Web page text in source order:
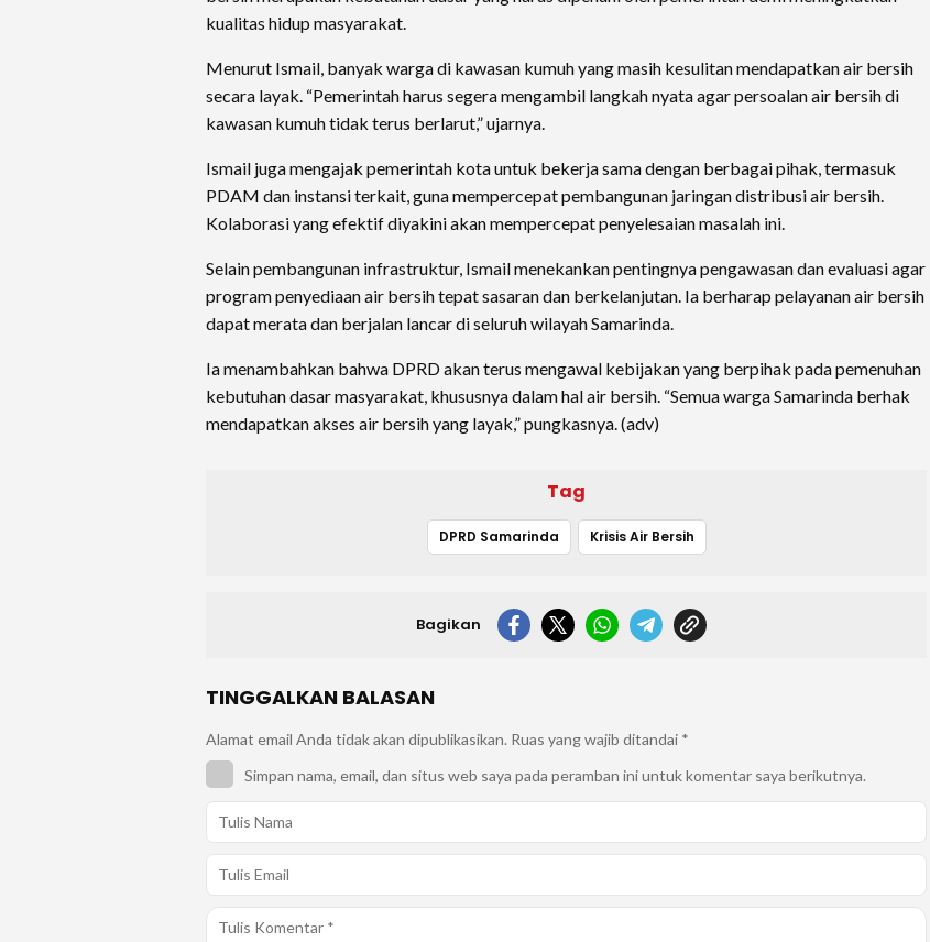
kualitas hidup masyarakat.
Menurut Ismail, banyak warga di kawasan kumuh yang masih kesulitan mendapatkan air bersih
secara layak. “Pemerintah harus segera mengambil langkah nyata agar persoalan air bersih di
kawasan kumuh tidak terus berlarut,” ujarnya.
Ismail juga mengajak pemerintah kota untuk bekerja sama dengan berbagai pihak, termasuk
PDAM dan instansi terkait, guna mempercepat pembangunan jaringan distribusi air bersih.
Kolaborasi yang efektif diyakini akan mempercepat penyelesaian masalah ini.
Selain pembangunan infrastruktur, Ismail menekankan pentingnya pengawasan dan evaluasi agar
program penyediaan air bersih tepat sasaran dan berkelanjutan. Ia berharap pelayanan air bersih
dapat merata dan berjalan lancar di seluruh wilayah Samarinda.
Ia menambahkan bahwa DPRD akan terus mengawal kebijakan yang berpihak pada pemenuhan
kebutuhan dasar masyarakat, khususnya dalam hal air bersih. “Semua warga Samarinda berhak
mendapatkan akses air bersih yang layak,” pungkasnya. (adv)
Tag
DPRD Samarinda Krisis Air Bersih
Bagikan
TINGGALKAN BALASAN
Alamat email Anda tidak akan dipublikasikan. Ruas yang wajib ditandai *
Simpan nama, email, dan situs web saya pada peramban ini untuk komentar saya berikutnya.